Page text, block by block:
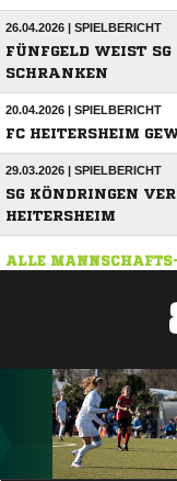
26.04.2026 | SPIELBERICHT
FÜNFGELD WEIST
SCHRANKEN
20.04.2026 | SPIELBERICHT
FC HEITERSHEIM
29.03.2026 | SPIELBERICHT
SG KÖNDRINGEN
HEITERSHEIM
ALLE